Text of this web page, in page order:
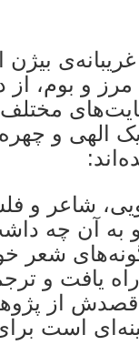
غریبانه‌ی
مرز و بوم،
مختلف
الهی و
شاعر و
و به آن چه
گونه‌های شعر
یافت و
از
است